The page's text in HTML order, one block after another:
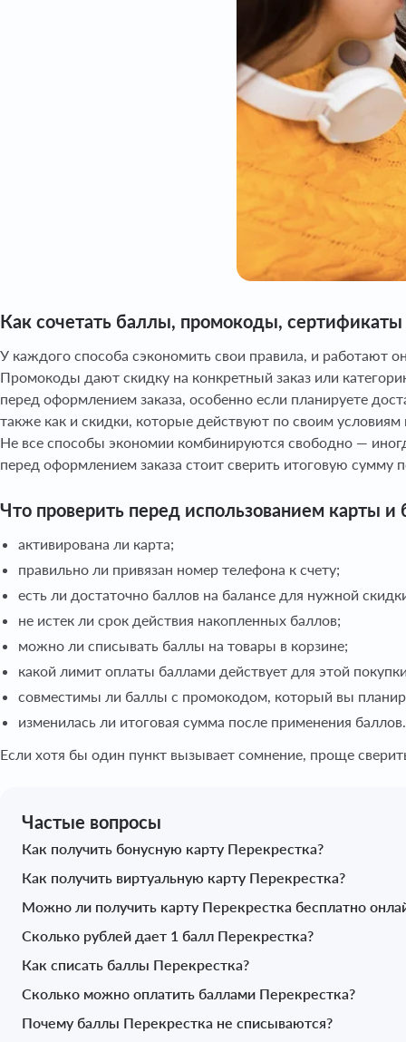
Как сочетать баллы, промокоды,
У каждого способа сэкономить свои правила, и работают
Промокоды дают скидку на конкретный заказ или
перед оформлением заказа, особенно если планируете
также как и скидки, которые действуют по своим
Не все способы экономии комбинируются свободно —
перед оформлением заказа стоит сверить итоговую сумму
Что проверить перед использованием карты и
активирована ли карта;
правильно ли привязан номер телефона к счету;
есть ли достаточно баллов на балансе для нужной
не истек ли срок действия накопленных баллов;
можно ли списывать баллы на товары в корзине;
какой лимит оплаты баллами действует для этой
совместимы ли баллы с промокодом, который вы
изменилась ли итоговая сумма после применения баллов.
Если хотя бы один пункт вызывает сомнение, проще
Частые вопросы
Как получить бонусную карту Перекрестка?
Как получить виртуальную карту Перекрестка?
Можно ли получить карту Перекрестка бесплатно
Сколько рублей дает 1 балл Перекрестка?
Как списать баллы Перекрестка?
Сколько можно оплатить баллами Перекрестка?
Почему баллы Перекрестка не списываются?